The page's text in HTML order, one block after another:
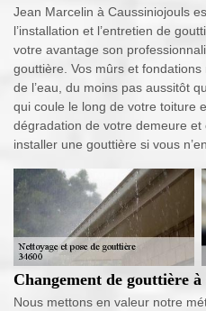
Jean Marcelin à Caussiniojouls
l’installation et l’entretien de
votre avantage son
gouttière. Vos mûrs et
de l’eau, du moins pas aussitôt
qui coule le long de votre toiture
dégradation de votre demeure et
installer une gouttière si vous
Changement de gouttière
Nous mettons en valeur notre